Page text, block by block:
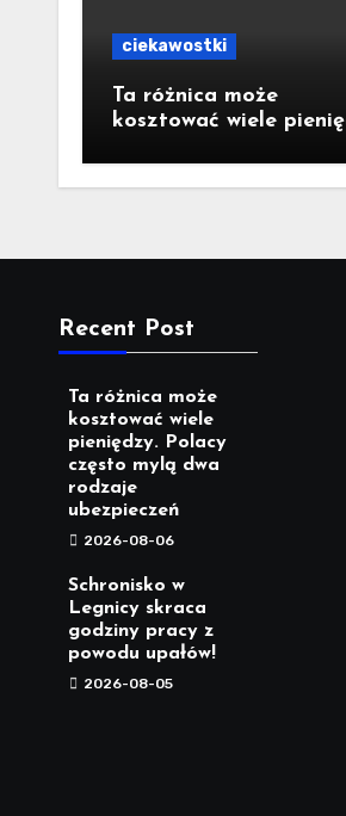
ciekawostki
Ta różnica może
kosztować wiele
rodzaje ubezpieczeń
Recent Post
Ta różnica może
kosztować wiele
pieniędzy. Polacy
często mylą dwa
rodzaje
ubezpieczeń
2026-08-06
Schronisko w
Legnicy skraca
godziny pracy z
powodu upałów!
2026-08-05